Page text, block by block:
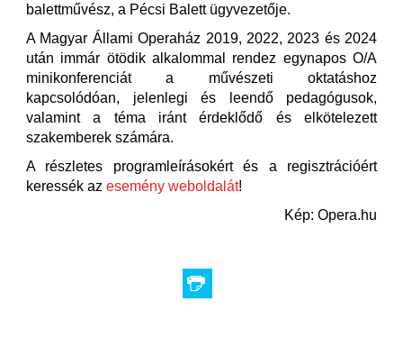
balettművész, a Pécsi Balett ügyvezetője.
A Magyar Állami Operaház 2019, 2022, 2023 és 2024
után immár ötödik alkalommal rendez egynapos O/A
minikonferenciát a művészeti oktatáshoz
kapcsolódóan, jelenlegi és leendő pedagógusok,
valamint a téma iránt érdeklődő és elkötelezett
szakemberek számára.
A részletes programleírásokért és a regisztrációért
keressék az esemény weboldalát!
Kép: Opera.hu